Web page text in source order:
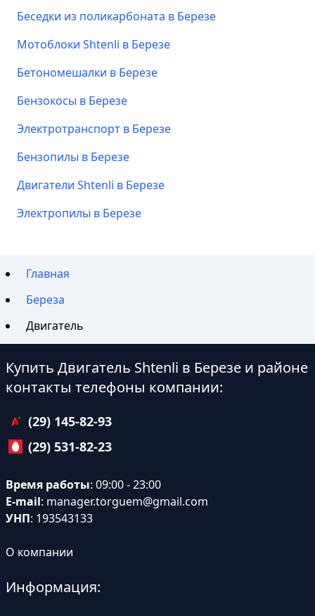
Беседки из поликарбоната в Березе
Мотоблоки Shtenli в Березе
Бетономешалки в Березе
Бензокосы в Березе
Электротранспорт в Березе
Бензопилы в Березе
Двигатели Shtenli в Березе
Электропилы в Березе
Главная
Береза
Двигатель
Купить Двигатель Shtenli в Березе и районе
контакты телефоны компании:
(29) 145-82-93
(29) 531-82-23
Время работы: 09:00 - 23:00
E-mail: manager.torguem@gmail.com
УНП: 193543133
О компании
Информация: